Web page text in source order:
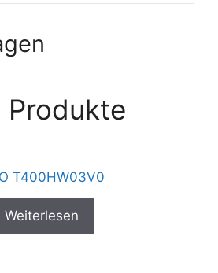
Produkte
T400HW03V0
Weiterlesen